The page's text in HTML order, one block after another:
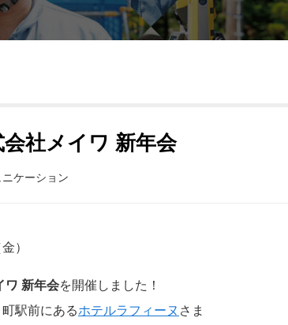
社メイワ 新年会
ケーション
）
ワ 新年会を開催しました！
駅前にあるホテルラフィーヌ さま